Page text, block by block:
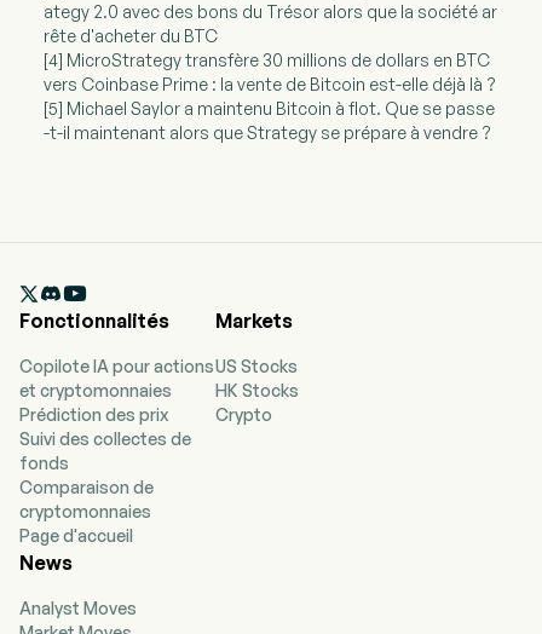
ategy 2.0 avec des bons du Trésor alors que la société ar
rête d'acheter du BTC
[4] MicroStrategy transfère 30 millions de dollars en BTC
vers Coinbase Prime : la vente de Bitcoin est-elle déjà là ?
[5] Michael Saylor a maintenu Bitcoin à flot. Que se passe
-t-il maintenant alors que Strategy se prépare à vendre ?

Fonctionnalités
Copilote IA pour actions
et cryptomonnaies
Prédiction des prix
Suivi des collectes de
fonds
Comparaison de
cryptomonnaies
Page d'accueil
Markets
US Stocks
HK Stocks
Crypto
News
Analyst Moves